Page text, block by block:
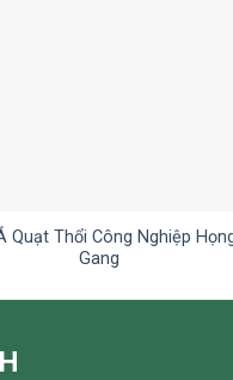
Quạt Thổi Công Nghiệp
Gang